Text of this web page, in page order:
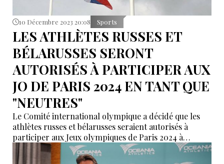
10 Décembre 2023 20:08 Sports
LES ATHLÈTES RUSSES ET
BÉLARUSSES SERONT
AUTORISÉS À PARTICIPER AUX
JO DE PARIS 2024 EN TANT QUE
"NEUTRES"
Le Comité international olympique a décidé que les
athlètes russes et bélarusses seraient autorisés à
participer aux Jeux olympiques de Paris 2024 à
condition qu'ils ne soutiennent pas la guerre en
Ukraine.